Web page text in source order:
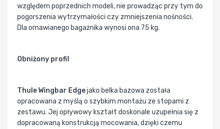
względem poprzednich modeli, nie prowadząc przy tym do
pogorszenia wytrzymałości czy zmniejszenia nośności.
Dla omawianego bagażnika wynosi ona 75 kg.
Obniżony profil
Thule Wingbar Edgejako belka bazowa została
opracowana z myślą o szybkim montażu ze stopami z
zestawu. Jej opływowy kształt doskonale uzupełnia się z
dopracowaną konstrukcją mocowania, dzięki czemu